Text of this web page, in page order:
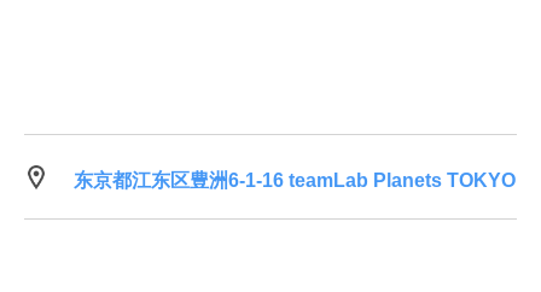
东京都江东区豊洲6-1-16 teamLab Planets TOKYO